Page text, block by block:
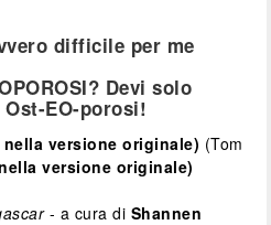
difficile per me
Devi solo
EO-porosi!
versione originale) (Tom
versione originale)
- a cura di Shannen